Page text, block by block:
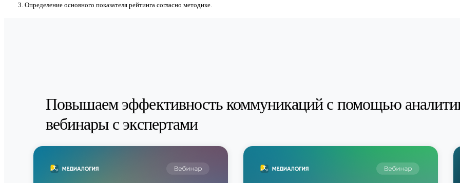
Определение основного показателя рейтинга согласно методике.
Повышаем эффективность коммуникаций с помощью
вебинары с экспертами